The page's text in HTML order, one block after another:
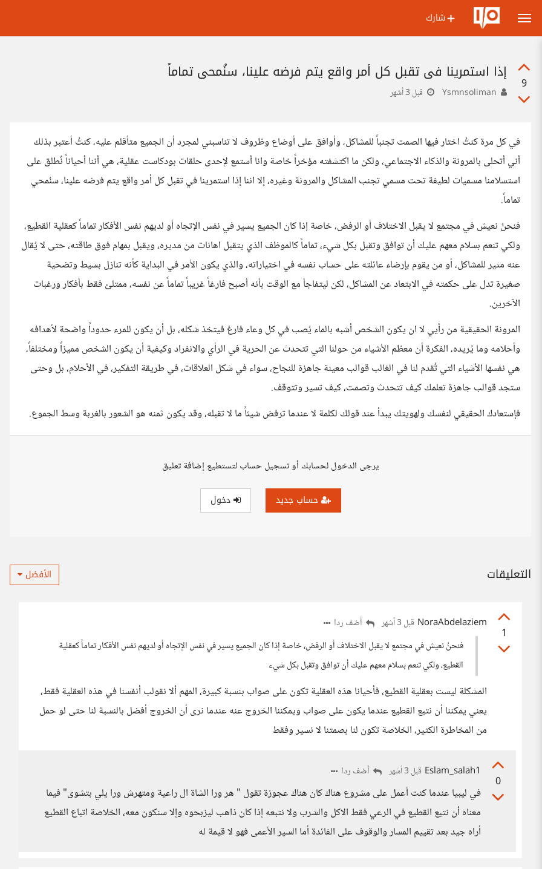
شارك
9
إذا استمرينا في تقبل كل أمر واقع يتم فرضه علينا، سنُمحي تماماً
قبل 3 أشهر
في كل مرة كنتُ اختار فيها الصمت تجنباً للمشاكل، وأوافق على أوضاع وظروف لا تناسبني لمجرد أن الجميع متأقلم عليه، كنتُ أعتبر بذلك
أني أتحلى بالمرونة والذكاء الاجتماعي، ولكن ما اكتشفته مؤخراً خاصة وانا أستمع لإحدى حلقات بودكاست عقلية، هي أننا أحياناً نُطلق على
استسلامنا مسميات لطيفة تحت مسمي تجنب المشاكل والمرونة وغيره، إلا اننا إذا استمرينا في تقبل كل أمر واقع يتم فرضه علينا، سنُمحي
تماماً.
فنحنُ نعيش في مجتمع لا يقبل الاختلاف أو الرفض، خاصة إذا كان الجميع يسير في نفس الإتجاه أو لديهم نفس الأفكار تماماً كعقلية القطيع،
ولكي تنعم بسلام معهم عليك أن توافق وتقبل بكل شيء، تماماً كالموظف الذي يتقبل اهانات من مديره، ويقبل بمهام فوق طاقته، حتى لا يُقال
عنه مثير للمشاكل، أو من يقوم بإرضاء عائلته على حساب نفسه في اختياراته، والذي يكون الأمر في البداية كأنه تنازل بسيط وتضحية
صغيرة تدل على حكمته في الابتعاد عن المشاكل، لكن ليتفاجأ مع الوقت بأنه أصبح فارغاً غريباً تماماً عن نفسه، ممتلئ فقط بأفكار ورغبات
الآخرين.
المرونة الحقيقية من رأيي لا ان يكون الشخص أشبه بالماء يُصب في كل وعاء فارغ فيتخذ شكله، بل أن يكون للمرء حدوداً واضحة لأهدافه
وأحلامه وما يُريده، الفكرة أن معظم الأشياء من حولنا التي تتحدث عن الحرية في الرأي والانفراد وكيفية أن يكون الشخص مميزاً ومختلفاً،
هي نفسها الأشياء التي تُقدم لنا في الغالب قوالب معينة جاهزة للنجاح، سواء في شكل العلاقات، في طريقة التفكير، في الأحلام، بل وحتى
ستجد قوالب جاهزة تعلمك كيف تتحدث وتصمت، كيف تسير وتتوقف.
فإستعادك الحقيقي لنفسك ولهويتك يبدأ عند قولك لكلمة لا عندما ترفض شيئاً ما لا تقبله، وقد يكون ثمنه هو الشعور بالغربة وسط الجموع.
يرجى الدخول لحسابك أو تسجيل حساب لتستطيع إضافة تعليق
حساب جديد دخول
التعليقات الأفضل
1
NoraAbdelaziem قبل 3 أشهر
أضف ردا
فنحنُ نعيش في مجتمع لا يقبل الاختلاف أو الرفض، خاصة إذا كان الجميع يسير في نفس الإتجاه أو لديهم نفس الأفكار تماماً كعقلية
القطيع، ولكي تنعم بسلام معهم عليك أن توافق وتقبل بكل شيء
المشكلة ليست بعقلية القطيع، فأحيانا هذه العقلية تكون على صواب بنسبة كبيرة، المهم ألا نقولب أنفسنا في هذه العقلية فقط،
يعني يمكننا أن نتبع القطيع عندما يكون على صواب ويمكننا الخروج عنه عندما نرى أن الخروج أفضل بالنسبة لنا حتى لو حمل
من المخاطرة الكثير، الخلاصة تكون لنا بصمتنا لا نسير وفقط
0
Eslam_salah1 قبل 3 أشهر أضف ردا
في ليبيا عندما كنت أعمل على مشروع هناك كان هناك عجوزة تقول " هر ورا الشاة ال راعية ومتهرش ورا يلي بتشوى" فيما
معناه أن نتبع القطيع في الرعي فقط الاكل والشرب ولا نتبعه إذا كان ذاهب ليزبحوه وإلا سنكون معه، الخلاصة اتباع القطيع
أراه جيد بعد تقييم المسار والوقوف على الفائدة أما السير الأعمى فهو لا قيمة له